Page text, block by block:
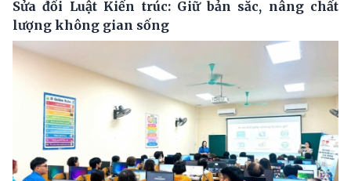
Sửa đổi Luật Kiến trúc: Giữ bản sắc, nâng chất
lượng không gian sống